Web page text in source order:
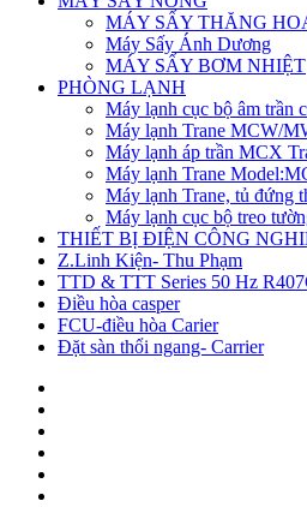
MÁY SẤY THĂNG
Máy Sấy Ánh Dương
MÁY SẤY BƠM NHIỆT
PHÒNG LẠNH
Máy lạnh cục bộ âm trần
Máy lạnh Trane MCW/
Máy lạnh áp trần MCX
Máy lạnh Trane
Máy lạnh Trane, tủ đứng
Máy lạnh cục bộ treo
THIẾT BỊ ĐIỆN CÔNG
Z.Linh Kiện- Thu Phạm
TTD & TTT Series 50 Hz
Điều hòa casper
FCU-điều hòa Carier
Đặt sàn thổi ngang- Carrier